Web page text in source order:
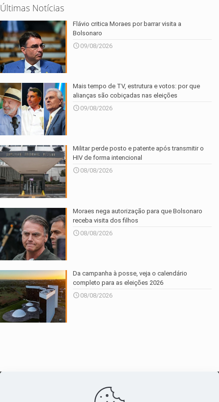
Últimas Notícias
Flávio critica Moraes por barrar visita a
Bolsonaro
09/08/2026
Mais tempo de TV, estrutura e votos: por que
alianças são cobiçadas nas eleições
09/08/2026
Militar perde posto e patente após transmitir o
HIV de forma intencional
08/08/2026
Moraes nega autorização para que Bolsonaro
receba visita dos filhos
08/08/2026
Da campanha à posse, veja o calendário
completo para as eleições 2026
08/08/2026
canal de notícias